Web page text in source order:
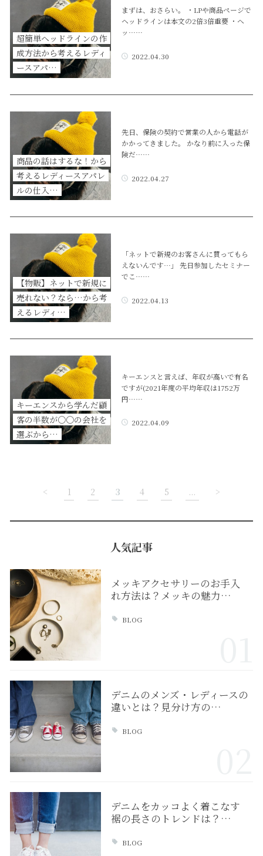
超簡単ヘッドラインの作
成方法から考えるレディ
ースアパ…
まずは、おさらい。 ・LPや商品ページで
ヘッドラインは本文の2倍3倍重要 ・ヘ
ッ……
2022.04.30
商品の話はするな！から
考えるレディースアパレ
ルの仕入…
先日、保険の契約で営業の人から電話が
かかってきました。 かなり前に入った保
険だ……
2022.04.27
【物販】ネットで新規に
売れない？なら…から考
えるレディ…
「ネットで新規のお客さんに買ってもら
えないんです…」 先日参加したセミナー
でこ……
2022.04.13
キーエンスから学んだ顧
客の半数が〇〇の会社を
選ぶから…
キーエンスと言えば、年収が高いで有名
ですが(2021年度の平均年収は1752万
円……
2022.04.09
< 1 2 3 4 5 ... >
人気記事
メッキアクセサリーのお手入
れ方法は？メッキの魅力…
BLOG
デニムのメンズ・レディースの
違いとは？見分け方の…
BLOG
デニムをカッコよく着こなす
裾の長さのトレンドは？…
BLOG